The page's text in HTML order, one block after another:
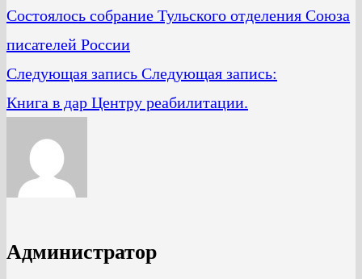
Состоялось собрание Тульского отделения Союза
писателей России
Следующая запись Следующая запись:
Книга в дар Центру реабилитации.
Администратор